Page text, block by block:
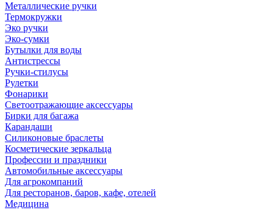
Металлические ручки
Термокружки
Эко ручки
Эко-сумки
Бутылки для воды
Антистрессы
Ручки-стилусы
Рулетки
Фонарики
Светоотражающие аксессуары
Бирки для багажа
Карандаши
Силиконовые браслеты
Косметические зеркальца
Профессии и праздники
Автомобильные аксессуары
Для агрокомпаний
Для ресторанов, баров, кафе, отелей
Медицина